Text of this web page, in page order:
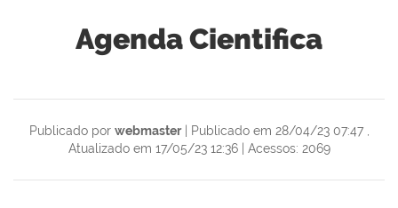
Agenda Cientifica
Publicado por webmaster | Publicado em 28/04/23 07:47
Atualizado em 17/05/23 12:36 | Acessos: 2069